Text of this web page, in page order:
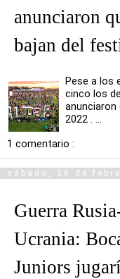
anunciaron
bajan del
Pese a los
cinco los
anunciaron
2022 . ...
1 comentario :
sábado, 26 de
Guerra
Ucrania:
Juniors